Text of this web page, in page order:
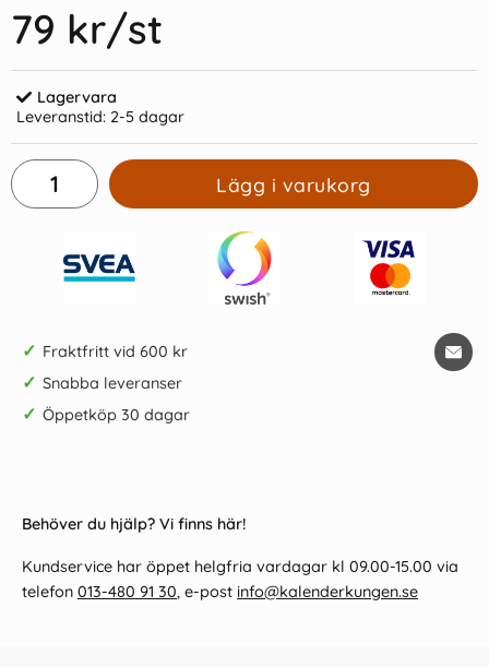
79 kr/st
Lagervara
Leveranstid: 2-5 dagar
Lägg i varukorg
✓ Fraktfritt vid 600 kr
✓ Snabba leveranser
✓ Öppetköp 30 dagar
Behöver du hjälp? Vi finns här!
Kundservice har öppet helgfria vardagar kl 09.00-15.00 via
telefon 013-480 91 30, e-post info@kalenderkungen.se